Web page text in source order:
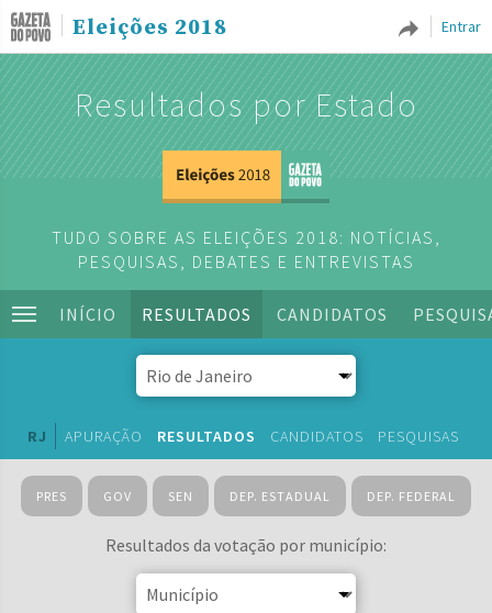
Entrar
Eleições 2018
Resultados por Estado
TUDO SOBRE AS ELEIÇÕES 2018: NOTÍCIAS,
PESQUISAS, DEBATES E ENTREVISTAS
INÍCIO RESULTADOS CANDIDATOS
RJ APURAÇÃO RESULTADOS CANDIDATOS PESQUISAS
PRES GOV SEN DEP. ESTADUAL DEP. FEDERAL
Resultados da votação por município: